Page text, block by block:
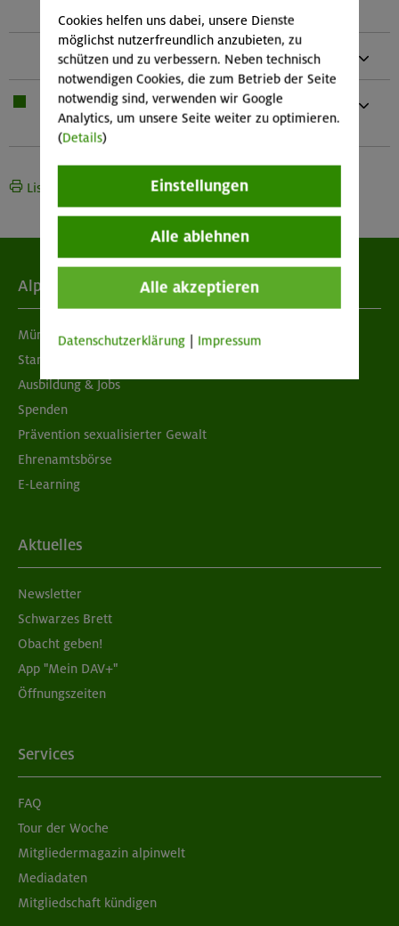
Snowboardschuhe
Bei Übernachtung: Hüttenschlafsack,
Waschzeug Und kleines Handtuch
Liste drucken
Alpenverein
München & Oberland
Standorte
Ausbildung & Jobs
Spenden
Prävention sexualisierter Gewalt
Ehrenamtsbörse
E-Learning
Aktuelles
Newsletter
Schwarzes Brett
Obacht geben!
App "Mein DAV+"
Öffnungszeiten
Services
FAQ
Tour der Woche
Mitgliedermagazin alpinwelt
Mediadaten
Mitgliedschaft kündigen
Cookies helfen uns dabei, unsere Dienste
möglichst nutzerfreundlich anzubieten, zu
schützen und zu verbessern. Neben technisch
notwendigen Cookies, die zum Betrieb der Seite
notwendig sind, verwenden wir Google
Analytics, um unsere Seite weiter zu optimieren.
(Details)
Einstellungen
Alle ablehnen
Alle akzeptieren
Datenschutzerklärung Impressum